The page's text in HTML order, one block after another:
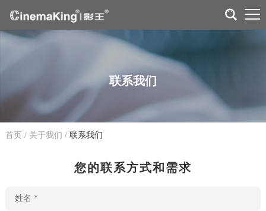
联系我们
首页 / 关于我们 / 联系我们
您的联系方式和需求